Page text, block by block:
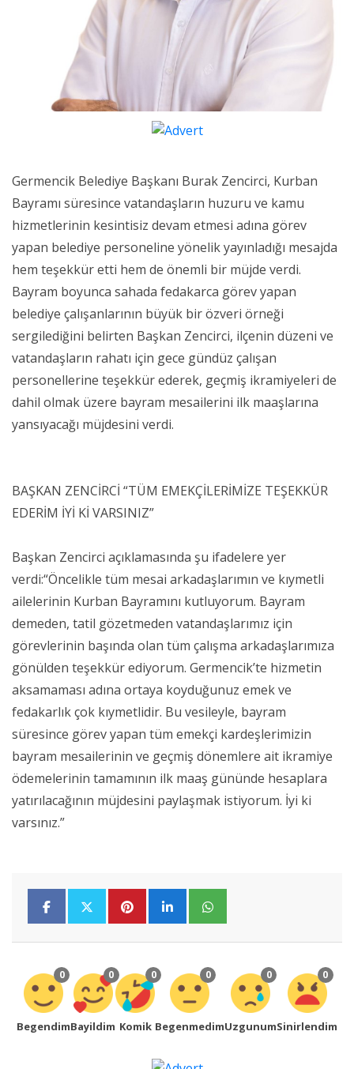
Germencik Belediye Başkanı Burak Zencirci, Kurban
Bayramı süresince vatandaşların huzuru ve kamu
hizmetlerinin kesintisiz devam etmesi adına görev
yapan belediye personeline yönelik yayınladığı mesajda
hem teşekkür etti hem de önemli bir müjde verdi.
Bayram boyunca sahada fedakarca görev yapan
belediye çalışanlarının büyük bir özveri örneği
sergilediğini belirten Başkan Zencirci, ilçenin düzeni ve
vatandaşların rahatı için gece gündüz çalışan
personellerine teşekkür ederek, geçmiş ikramiyeleri de
dahil olmak üzere bayram mesailerini ilk maaşlarına
yansıyacağı müjdesini verdi.
BAŞKAN ZENCİRCİ “TÜM EMEKÇİLERİMİZE TEŞEKKÜR
EDERİM İYİ Kİ VARSINIZ”
Başkan Zencirci açıklamasında şu ifadelere yer
verdi:“Öncelikle tüm mesai arkadaşlarımın ve kıymetli
ailelerinin Kurban Bayramını kutluyorum. Bayram
demeden, tatil gözetmeden vatandaşlarımız için
görevlerinin başında olan tüm çalışma arkadaşlarımıza
gönülden teşekkür ediyorum. Germencik’te hizmetin
aksamaması adına ortaya koyduğunuz emek ve
fedakarlık çok kıymetlidir. Bu vesileyle, bayram
süresince görev yapan tüm emekçi kardeşlerimizin
bayram mesailerinin ve geçmiş dönemlere ait ikramiye
ödemelerinin tamamının ilk maaş gününde hesaplara
yatırılacağının müjdesini paylaşmak istiyorum. İyi ki
varsınız.”
0
Begendim
0
Bayildim
0
Komik
0
Begenmedim
0
Uzgunum
0
Sinirlendim